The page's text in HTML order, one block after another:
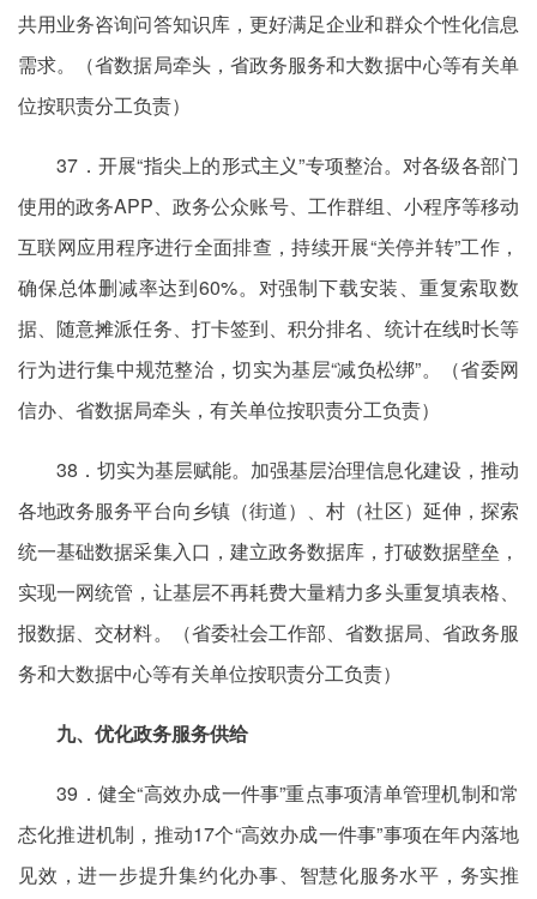
共用业务咨询问答知识库，更好满足企业和群众个性化信息
需求。（省数据局牵头，省政务服务和大数据中心等有关单
位按职责分工负责）
37．开展“指尖上的形式主义”专项整治。对各级各部门
使用的政务APP、政务公众账号、工作群组、小程序等移动
互联网应用程序进行全面排查，持续开展“关停并转”工作，
确保总体删减率达到60%。对强制下载安装、重复索取数
据、随意摊派任务、打卡签到、积分排名、统计在线时长等
行为进行集中规范整治，切实为基层“减负松绑”。（省委网
信办、省数据局牵头，有关单位按职责分工负责）
38．切实为基层赋能。加强基层治理信息化建设，推动
各地政务服务平台向乡镇（街道）、村（社区）延伸，探索
统一基础数据采集入口，建立政务数据库，打破数据壁垒，
实现一网统管，让基层不再耗费大量精力多头重复填表格、
报数据、交材料。（省委社会工作部、省数据局、省政务服
务和大数据中心等有关单位按职责分工负责）
九、优化政务服务供给
39．健全“高效办成一件事”重点事项清单管理机制和常
态化推进机制，推动17个“高效办成一件事”事项在年内落地
见效，进一步提升集约化办事、智慧化服务水平，务实推